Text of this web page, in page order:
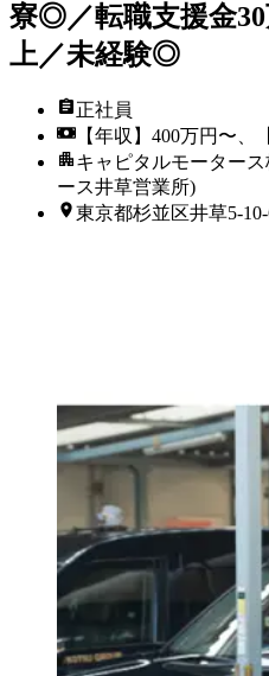
寮◎／転職支援金
上／未経験◎
正社員
【年収】400万円〜、
キャピタルモーター
ース井草営業所)
東京都杉並区井草5-